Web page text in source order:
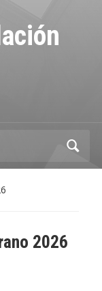
2026